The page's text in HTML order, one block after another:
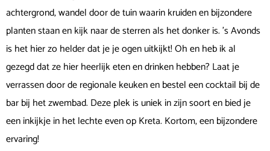
achtergrond, wandel door de tuin waarin kruiden en bijzondere
planten staan en kijk naar de sterren als het donker is. ’s Avonds
is het hier zo helder dat je je ogen uitkijkt! Oh en heb ik al
gezegd dat ze hier heerlijk eten en drinken hebben? Laat je
verrassen door de regionale keuken en bestel een cocktail bij de
bar bij het zwembad. Deze plek is uniek in zijn soort en bied je
een inkijkje in het lechte even op Kreta. Kortom, een bijzondere
ervaring!